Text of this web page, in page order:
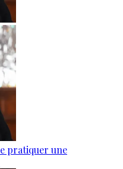
pratiquer une